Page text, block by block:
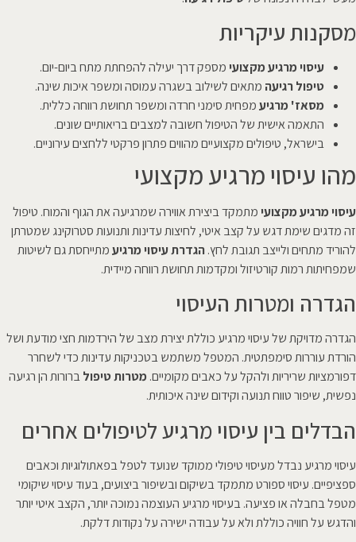
מסקנות עיקריות
עיסוי מרגיע מקצועי מספק דרך יעילה להפחתת מתח ביום-יום.
טיפול רגיעה מתאים לשילוב בשגרה עמוסה ומשפר איכות שינה.
מסאז' מרגיעמפחית סימני חרדה ומשפר תחושת רווחה כללית.
התאמה אישית של הטיפול חשובה למצבים בריאותיים שונים.
בישראל, טיפולים מקצועיים מהווים פתרון פרקטי ללחצים עירוניים.
מהו עיסוי מרגיע מקצועי
עיסוי מרגיע מקצועי מתמקד ביצירת אווירה שמרגיעה את הגוף והמוח. טיפול
זה מדגים שימת דגש על קצב איטי, לחיצות עדינות ותנועות סטרוקינג שמטרתן
להוריד מתחים ולייצב תגובת לחץ.הגדרת עיסוי מרגיעמתייחסת גם לשיטות
שמפחיתות רמות קורטיזול ומקדמות תחושת רווחה מיידית.
הגדרה ומטרות העיסוי
הגדרה מדויקת של עיסוי מרגיע כוללת יצירת מצב של הירדמות חצי מודעת ושל
הורדת עוררות סימפתטית. המטפל משתמש בטכניקות עדינות כדי לשחרר
דפורמציות שריריות ולהקל על כאבים מקומיים. מטרות טיפולברורות הן רגיעה
נפשית, שיפור טווח תנועה וקידום שינה איכותית.
הבדלים בין עיסוי מרגיע לטיפולים אחרים
עיסוי מרגיע נבדל מעיסוי טיפולי ממוקד שנועד לטפל בפאתולוגיות וכאבים
ספציפיים. עיסוי ספורט מתמקד בשיקום ובשיפור ביצועים, בעוד עיסוי שיקומי
מטפל בחבלה או פציעה. בעיסוי מרגיע העוצמה נמוכה יותר, הקצב איטי יותר
והדגש על חוויה כוללת ולא על עבודה ישירה על נקודות דלקת.